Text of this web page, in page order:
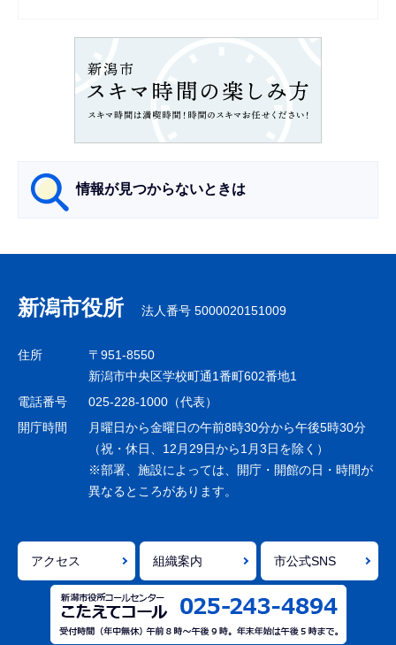
情報が見つからないときは
ナ
ビ
ゲ
シ
ョ
で
新潟市役所 法人番号 5000020151009
住所
〒951-8550
新潟市中央区学校町通1番町602番地1
電話番号
025-228-1000（代表）
開庁時間
月曜日から金曜日の午前8時30分から午後5時30分
（祝・休日、12月29日から1月3日を除く）
※部署、施設によっては、開庁・開館の日・時間が
異なるところがあります。
アクセス 組織案内 市公式SNS